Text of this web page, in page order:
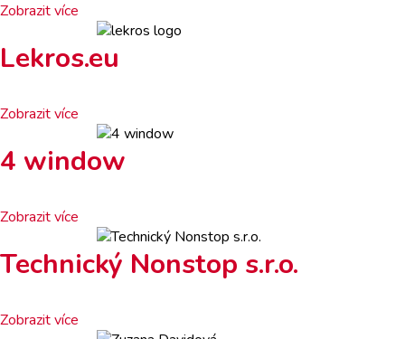
Zobrazit více
Lekros.eu
Zobrazit více
4 window
Zobrazit více
Technický Nonstop s.r.o.
Zobrazit více